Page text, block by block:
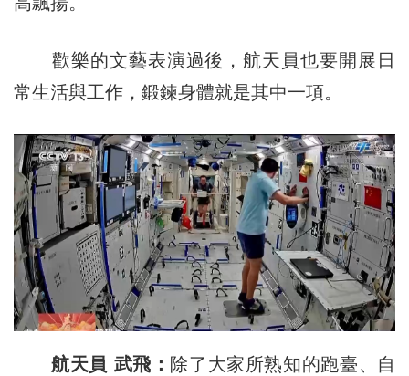
歡樂的文藝表演過後，航天員也要開展日
常生活與工作，鍛鍊身體就是其中一項。
航天員 武飛： 除了大家所熟知的跑臺、自